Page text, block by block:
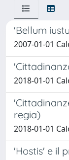
'Bellum
2007-01-01
2018-01-01
regia)
2018-01-01
'Hostis' e il